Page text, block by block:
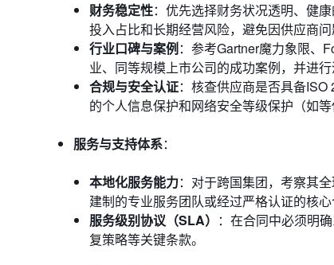
财务稳定性：优先选择财务状况透明、健
投入占比和长期经营风险，避免因供应商问
行业口碑与案例：参考Gartner魔力象限、
业、同等规模上市公司的成功案例，并进行
合规与安全认证：核查供应商是否具备
的个人信息保护和网络安全等级保护（如等
服务与支持体系：
本地化服务能力：对于跨国集团，考察其
建制的专业服务团队或经过严格认证的核
服务级别协议（SLA） ：在合同中必须明
复策略等关键条款。